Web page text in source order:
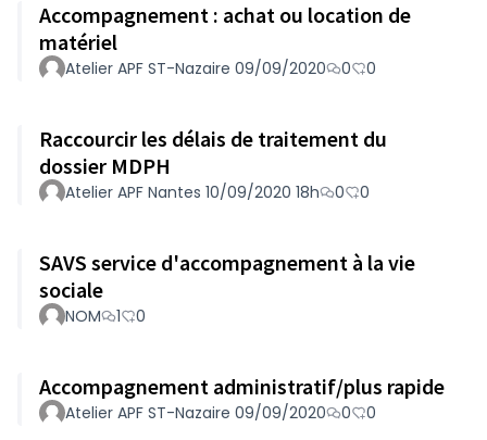
Accompagnement : achat ou location de
matériel
Atelier APF ST-Nazaire 09/09/2020 0 0
Raccourcir les délais de traitement du
dossier MDPH
Atelier APF Nantes 10/09/2020 18h 0 0
SAVS service d'accompagnement à la vie
sociale
NOM 1 0
Accompagnement administratif/plus rapide
Atelier APF ST-Nazaire 09/09/2020 0 0